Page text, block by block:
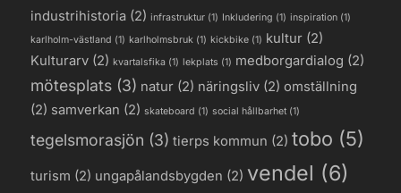
industrihistoria (2) infrastruktur (1) Inkludering (1) inspiration (1)
karlholm-västland (1) karlholmsbruk (1) kickbike (1) kultur (2)
Kulturarv (2) kvartalsfika (1) lekplats (1) medborgardialog (2)
mötesplats (3) natur (2) näringsliv (2) omställning
(2) samverkan (2) skateboard (1) social hållbarhet (1)
tegelsmorasjön (3) tierps kommun (2) tobo (5)
turism (2) ungapålandsbygden (2) vendel (6)